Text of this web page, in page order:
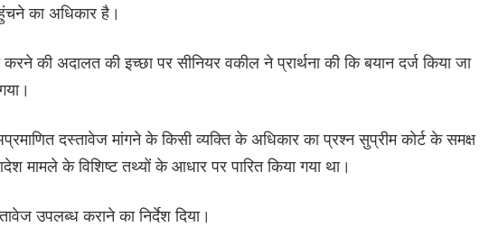
का अधिकार है।
की अदालत की इच्छा पर सीनियर वकील ने प्रार्थना की कि बयान दर्ज किया जा
दस्तावेज मांगने के किसी व्यक्ति के अधिकार का प्रश्न सुप्रीम कोर्ट के समक्ष
मामले के विशिष्ट तथ्यों के आधार पर पारित किया गया था।
उपलब्ध कराने का निर्देश दिया।